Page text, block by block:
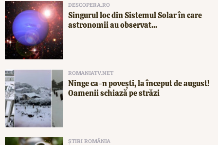
DESCOPERA.RO
Singurul loc din Sistemul Solar în care
astronomii au observat...
ROMANIATV.NET
Ninge ca-n povești, la început de august!
Oamenii schiază pe străzi
ȘTIRI ROMÂNIA